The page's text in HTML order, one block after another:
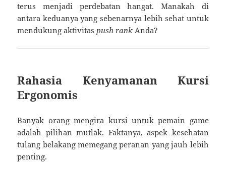
terus menjadi perdebatan hangat. Manakah di
antara keduanya yang sebenarnya lebih sehat untuk
mendukung aktivitas push rank Anda?
Rahasia Kenyamanan Kursi
Ergonomis
Banyak orang mengira kursi untuk pemain game
adalah pilihan mutlak. Faktanya, aspek kesehatan
tulang belakang memegang peranan yang jauh lebih
penting.